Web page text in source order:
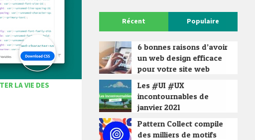
LA VIE DES
Récent Populaire
6 bonnes raisons d’avoir
un web design efficace
pour votre site web
Les #UI #UX
incontournables de
janvier 2021
Pattern Collect compile
des milliers de motifs